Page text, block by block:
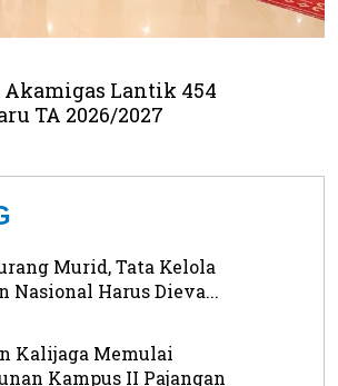
Lantik 454
TA 2026/2027
Murid, Tata Kelola
Nasional Harus Dieva...
Kalijaga Memulai
Kampus II Pajangan